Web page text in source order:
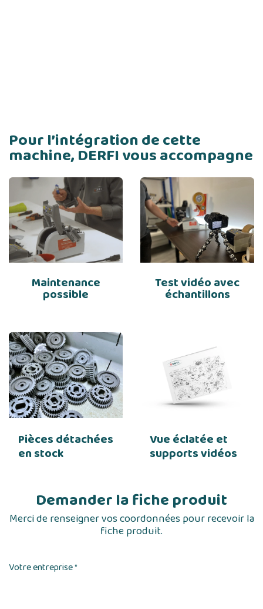
Pour l’intégration de cette
machine, DERFI vous accompagne
Maintenance
possible
Test vidéo avec
échantillons
Pièces détachées
en stock
Vue éclatée et
supports vidéos
Demander la fiche produit
Merci de renseigner vos coordonnées pour recevoir la
fiche produit.
Votre entreprise*